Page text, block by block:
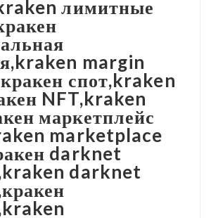
лимитные
margin
спот,kraken
NFT,kraken
маркетплейс
marketplace
darknet
darknet